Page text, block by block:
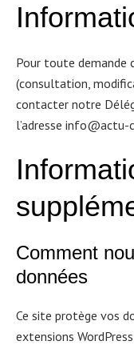
Pour toute demande
(consultation,
contacter notre
l’adresse info@actu-
supplé
Comment
données
Ce site protège vos
extensions